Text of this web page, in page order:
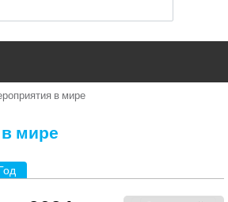
в мире
мире